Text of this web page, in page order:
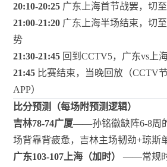
20:10-20:25 广东上海首节战罢，切
21:00-21:20 广东上海半场结束，切
势
21:30-21:45 回到CCTV5，广东vs上
21:45 比赛结束，当晚回放（CCTV
APP）
比分预测（每场附预测逻辑）
吉林78-74广厦——孙铭徽缺阵6-8周
场背靠背疲惫，吉林主场韧劲+琼斯
广东103-107上海（加时）
——常规